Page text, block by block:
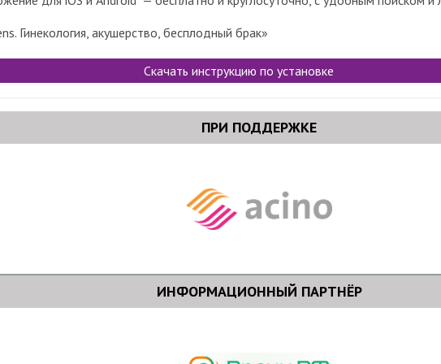
Гинекология, акушерство, бесплодный брак»
Скачать инструкцию по установке
ПРИ ПОДДЕРЖКЕ
ИНФОРМАЦИОННЫЙ ПАРТНЁР